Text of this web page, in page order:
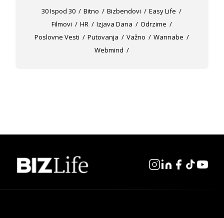
30 Ispod 30 Bitno Bizbendovi
Easy Life
Filmovi
HR Izjava Dana
Odrzime
Poslovne Vesti
Putovanja Važno
Wannabe
Webmind